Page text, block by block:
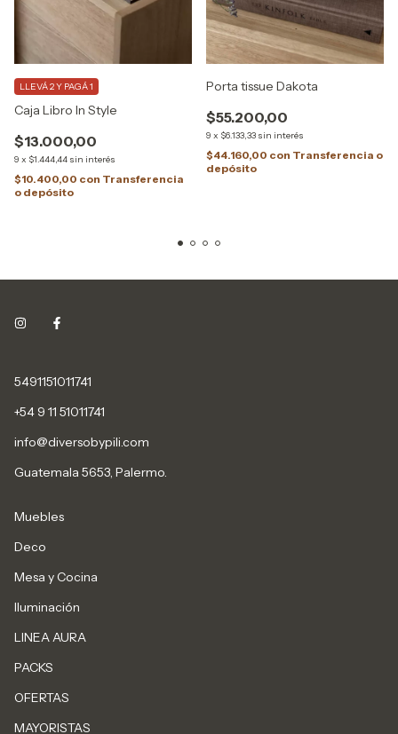
Caja Libro In Style
$13.000,00
9 x $1.444,44 sin interés
LLEVÁ 2 Y PAGÁ 1
$10.400,00 con Transferencia
o depósito
Porta tissue Dakota
$55.200,00
9 x $6.133,33 sin interés
$44.160,00 con Transferencia o
depósito
5491151011741
+54 9 11 51011741
info@diversobypili.com
Guatemala 5653, Palermo.
Muebles
Deco
Mesa y Cocina
Iluminación
LINEA AURA
PACKS
OFERTAS
MAYORISTAS